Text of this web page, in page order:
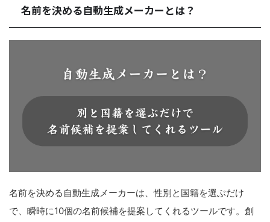
名前を決める自動生成メーカーとは？
名前を決める自動生成メーカーは、性別と国籍を選ぶだけ
で、瞬時に10個の名前候補を提案してくれるツールです。創